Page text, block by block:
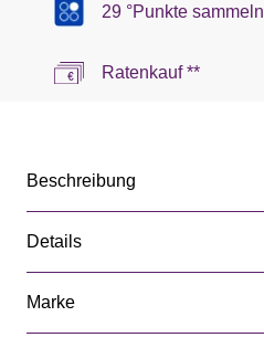
29 °Punkte sammeln
Ratenkauf **
Beschreibung
Details
Marke